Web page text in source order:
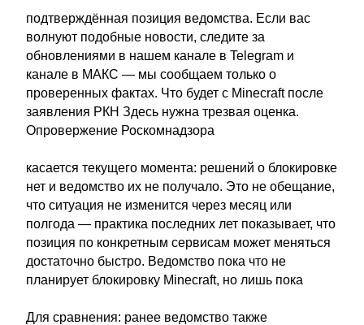
подтверждённая позиция ведомства. Если вас
волнуют подобные новости, следите за
обновлениями в нашем канале в Telegram и
канале в МАКС — мы сообщаем только о
проверенных фактах. Что будет с Minecraft после
заявления РКН Здесь нужна трезвая оценка.
Опровержение Роскомнадзора
касается текущего момента: решений о блокировке
нет и ведомство их не получало. Это не обещание,
что ситуация не изменится через месяц или
полгода — практика последних лет показывает, что
позиция по конкретным сервисам может меняться
достаточно быстро. Ведомство пока что не
планирует блокировку Minecraft, но лишь пока
Для сравнения: ранее ведомство также